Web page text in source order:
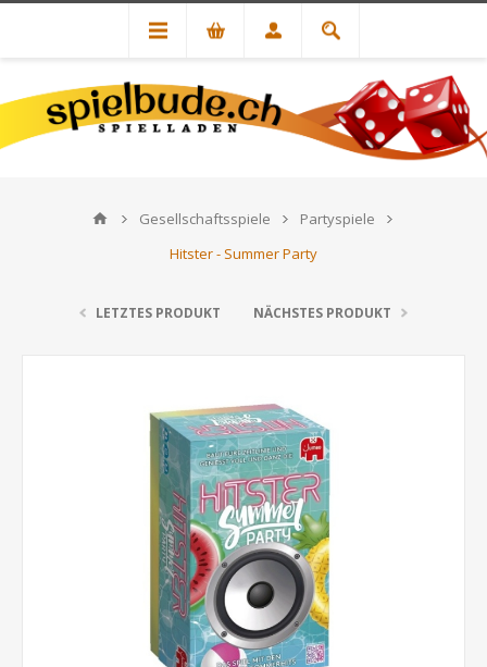
Gesellschaftsspiele
Partyspiele
Hitster - Summer Party
LETZTES PRODUKT NÄCHSTES PRODUKT